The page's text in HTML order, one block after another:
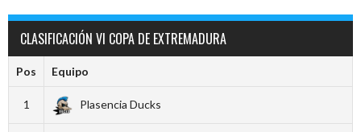
CLASIFICACIÓN VI COPA DE EXTREMADURA
Pos Equipo
1 Plasencia Ducks